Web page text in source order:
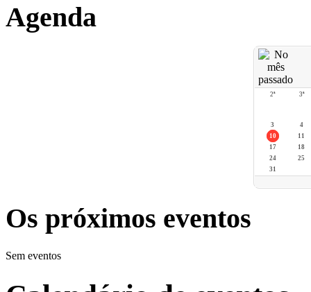
Agenda
2ª 3ª
3
4
10
11
17
18
24
25
31
Os próximos eventos
Sem eventos